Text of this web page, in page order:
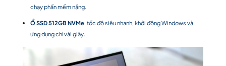
chạy phần mềm nặng.
Ổ SSD 512GB NVMe, tốc độ siêu nhanh, khởi động Windows và
ứng dụng chỉ vài giây.